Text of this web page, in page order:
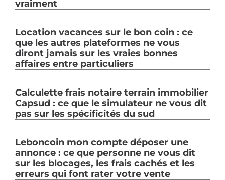
vraiment
Location vacances sur le bon coin : ce
que les autres plateformes ne vous
diront jamais sur les vraies bonnes
affaires entre particuliers
Calculette frais notaire terrain immobilier
Capsud : ce que le simulateur ne vous dit
pas sur les spécificités du sud
Leboncoin mon compte déposer une
annonce : ce que personne ne vous dit
sur les blocages, les frais cachés et les
erreurs qui font rater votre vente